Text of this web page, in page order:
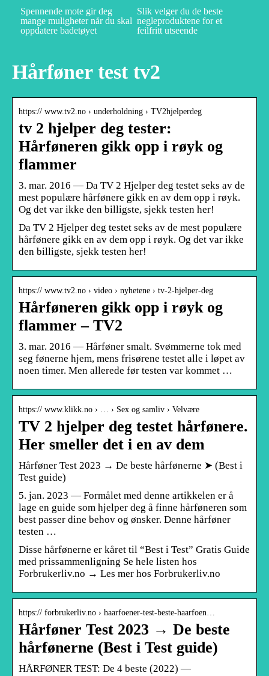
Spennende mote gir deg
mange muligheter når du skal
oppdatere badetøyet
Slik velger du de beste
negleproduktene for et
feilfritt utseende
Hårføner test tv2
https:// www.tv2.no › underholdning › TV2hjelperdeg
tv 2 hjelper deg tester:
Hårføneren gikk opp i røyk og
flammer
3. mar. 2016 — Da TV 2 Hjelper deg testet seks av de
mest populære hårfønere gikk en av dem opp i røyk.
Og det var ikke den billigste, sjekk testen her!
Da TV 2 Hjelper deg testet seks av de mest populære
hårfønere gikk en av dem opp i røyk. Og det var ikke
den billigste, sjekk testen her!
https:// www.tv2.no › video › nyhetene › tv-2-hjelper-deg
Hårføneren gikk opp i røyk og
flammer – TV2
3. mar. 2016 — Hårføner smalt. Svømmerne tok med
seg fønerne hjem, mens frisørene testet alle i løpet av
noen timer. Men allerede før testen var kommet …
https:// www.klikk.no › … › Sex og samliv › Velvære
TV 2 hjelper deg testet hårfønere.
Her smeller det i en av dem
Hårføner Test 2023 → De beste hårfønerne ➤ (Best i
Test guide)
5. jan. 2023 — Formålet med denne artikkelen er å
lage en guide som hjelper deg å finne hårføneren som
best passer dine behov og ønsker. Denne hårføner
testen …
Disse hårfønerne er kåret til “Best i Test” Gratis Guide
med prissammenligning Se hele listen hos
Forbrukerliv.no → Les mer hos Forbrukerliv.no
https:// forbrukerliv.no › haarfoener-test-beste-haarfoen…
Hårføner Test 2023 → De beste
hårfønerne (Best i Test guide)
HÅRFØNER TEST: De 4 beste (2022) —